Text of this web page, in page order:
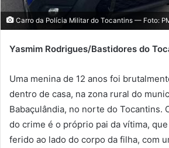
Carro da Polícia Militar do Tocantins — Foto:
Yasmim Rodrigues/Bastidores do
Uma menina de 12 anos foi
dentro de casa, na zona rural do
Babaçulândia, no norte do Tocantins.
do crime é o próprio pai da vítima,
ferido ao lado do corpo da filha, com